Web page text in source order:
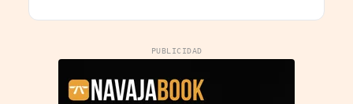
PUBLICIDAD